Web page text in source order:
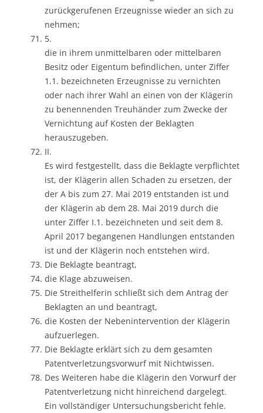
zurückgerufenen Erzeugnisse wieder an sich zu
nehmen;
5.
die in ihrem unmittelbaren oder mittelbaren
Besitz oder Eigentum befindlichen, unter Ziffer
1.1. bezeichneten Erzeugnisse zu vernichten
oder nach ihrer Wahl an einen von der Klägerin
zu benennenden Treuhänder zum Zwecke der
Vernichtung auf Kosten der Beklagten
herauszugeben.
II.
Es wird festgestellt, dass die Beklagte verpflichtet
ist, der Klägerin allen Schaden zu ersetzen, der
der A bis zum 27. Mai 2019 entstanden ist und
der Klägerin ab dem 28. Mai 2019 durch die
unter Ziffer I.1. bezeichneten und seit dem 8.
April 2017 begangenen Handlungen entstanden
ist und der Klägerin noch entstehen wird.
Die Beklagte beantragt,
die Klage abzuweisen.
Die Streithelferin schließt sich dem Antrag der
Beklagten an und beantragt,
die Kosten der Nebenintervention der Klägerin
aufzuerlegen.
Die Beklagte erklärt sich zu dem gesamten
Patentverletzungsvorwurf mit Nichtwissen.
Des Weiteren habe die Klägerin den Vorwurf der
Patentverletzung nicht hinreichend dargelegt.
Ein vollständiger Untersuchungsbericht fehle.